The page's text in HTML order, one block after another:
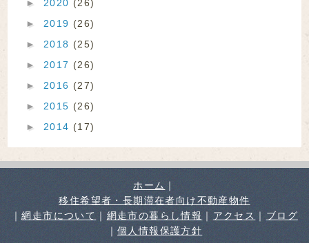
► 2020 (26)
► 2019 (26)
► 2018 (25)
► 2017 (26)
► 2016 (27)
► 2015 (26)
► 2014 (17)
ホーム ｜
移住希望者・長期滞在者向け不動産物件
｜網走市について ｜ 網走市の暮らし情報 ｜ アクセス ｜ ブログ
｜個人情報保護方針